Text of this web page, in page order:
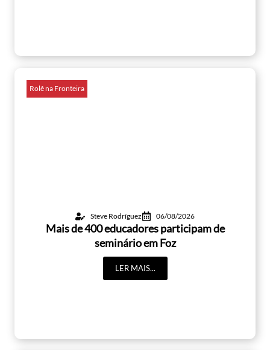
Rolê na Fronteira
Steve Rodríguez 06/08/2026
Mais de 400 educadores participam de
seminário em Foz
LER MAIS...